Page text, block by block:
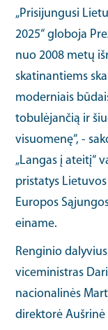
„Prisijungusi
2025“ globoja
nuo 2008 metų
skatinantiems
moderniais
tobulėjančią ir
visuomenę“, -
„Langas į ateitį“
pristatys
Europos
einame.
Renginio
viceministras
nacionalinės
direktorė Aušrinė